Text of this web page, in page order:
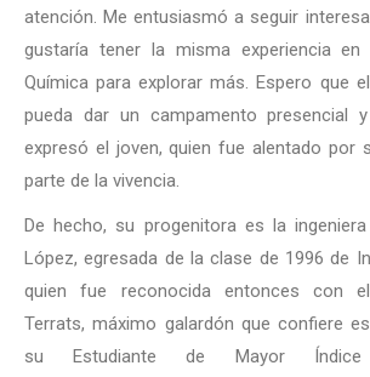
atención. Me entusiasmó a seguir
gustaría tener la misma experiencia en
Química para explorar más. Espero que
pueda dar un campamento presencial y
expresó el joven, quien fue alentado por
parte de la vivencia.
De hecho, su progenitora es la
López, egresada de la clase de 1996 de
quien fue reconocida entonces con
Terrats, máximo galardón que confiere
su Estudiante de Mayor